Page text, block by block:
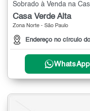
Sobrado à Venda na
Casa Verde Alta
Zona Norte - São Paulo
Endereço no círculo
WhatsApp